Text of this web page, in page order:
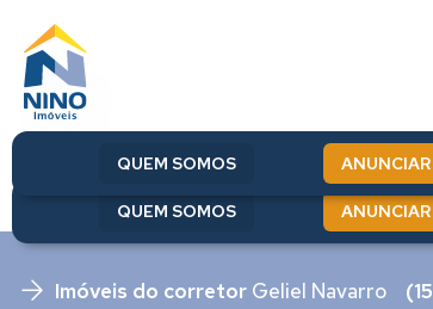
QUEM SOMOS
QUEM SOMOS
Imóveis do corretor Geliel Navarro